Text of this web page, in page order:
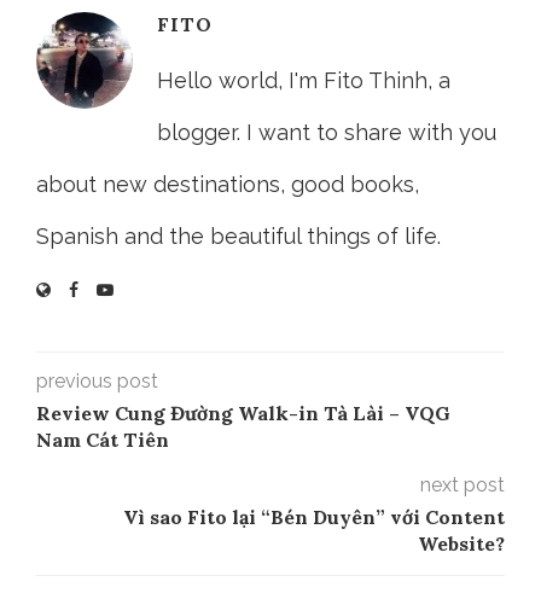
FITO
Hello world, I'm Fito Thinh, a
blogger. I want to share with you
about new destinations, good books,
Spanish and the beautiful things of life.
previous post
Review Cung Đường Walk-in Tà Lài – VQG
Nam Cát Tiên
next post
Vì sao Fito lại “Bén Duyên” với Content
Website?